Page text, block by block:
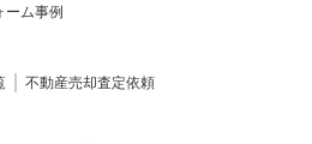
ーム事例
不動産売却査定依頼